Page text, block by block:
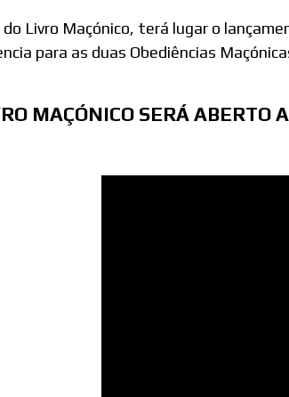
do Livro Maçónico, terá lugar o
para as duas Obediências
MAÇÓNICO SERÁ ABERTO